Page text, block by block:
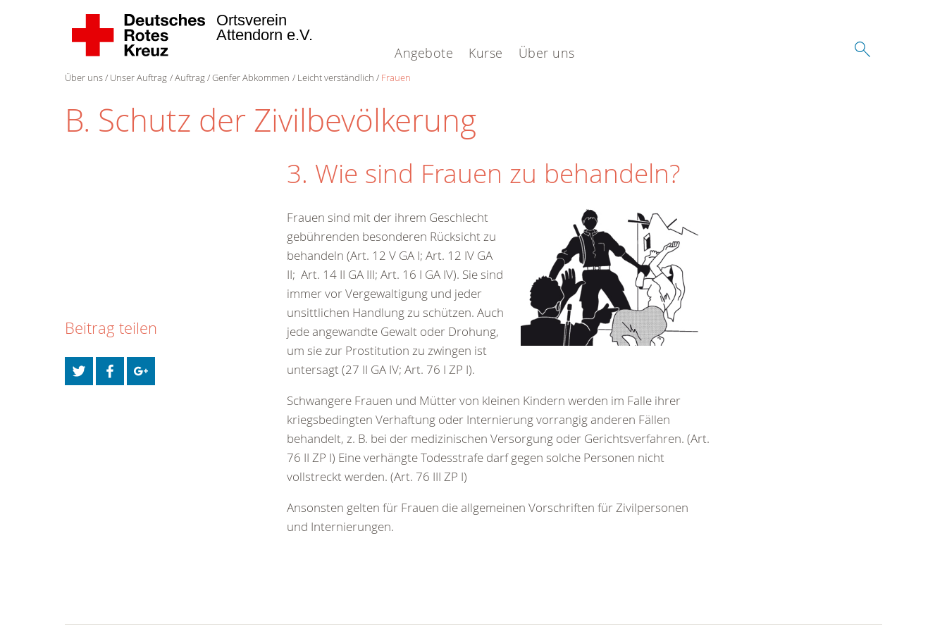
Angebote Kurse Über uns
Ortsverein
Attendorn e.V.
Über uns Unser Auftrag Auftrag Genfer Abkommen Leicht verständlich Frauen
B. Schutz der Zivilbevölkerung
3. Wie sind Frauen zu behandeln?
Frauen sind mit der ihrem Geschlecht
gebührenden besonderen Rücksicht zu
behandeln (Art. 12 V GA I; Art. 12 IV GA
II; Art. 14 II GA III; Art. 16 I GA IV). Sie sind
immer vor Vergewaltigung und jeder
unsittlichen Handlung zu schützen. Auch
jede angewandte Gewalt oder Drohung,
um sie zur Prostitution zu zwingen ist
untersagt (27 II GA IV; Art. 76 I ZP I).
Schwangere Frauen und Mütter von kleinen Kindern werden im Falle ihrer
kriegsbedingten Verhaftung oder Internierung vorrangig anderen Fällen
behandelt, z. B. bei der medizinischen Versorgung oder Gerichtsverfahren. (Art.
76 II ZP I) Eine verhängte Todesstrafe darf gegen solche Personen nicht
vollstreckt werden. (Art. 76 III ZP I)
Ansonsten gelten für Frauen die allgemeinen Vorschriften für Zivilpersonen
und Internierungen.
Beitrag teilen